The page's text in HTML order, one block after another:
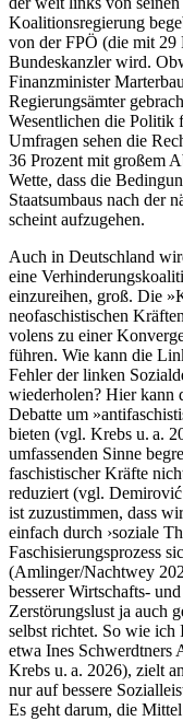
Koalitionsregierung
von der FPÖ (die mit 29
Bundeskanzler wird.
Finanzminister
Regierungsämter
Wesentlichen die Politik
Umfragen sehen die
36 Prozent mit großem
Wette, dass die
Staatsumbaus nach der
scheint aufzugehen.
Auch in Deutschland
eine
einzureihen, groß. Die
neofaschistischen
volens zu einer
führen. Wie kann die
Fehler der linken
wiederholen? Hier kann
Debatte um
bieten (vgl. Krebs u. a.
umfassenden Sinne
faschistischer Kräfte
reduziert (vgl.
ist zuzustimmen, dass
einfach durch ›soziale
Faschisierungsprozess
(Amlinger/Nachtwey
besserer Wirtschafts-
Zerstörungslust ja auch
selbst richtet. So wie ich
etwa Ines Schwerdtners
Krebs u. a. 2026), zielt
nur auf bessere
Es geht darum, die